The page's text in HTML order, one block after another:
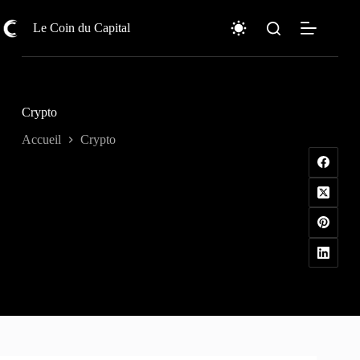
au
contenu
Le Coin du Capital
Crypto
Accueil Crypto